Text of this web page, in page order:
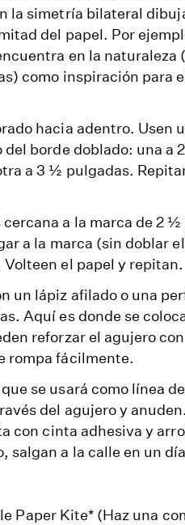
la simetría bilateral
del papel. Por
en la naturaleza
como inspiración para
hacia adentro. Usen
del borde doblado: una a
a 3 ½ pulgadas.
a la marca de 2
a la marca (sin doblar
el papel y repitan.
un lápiz afilado o una
Aquí es donde se
reforzar el agujero
rompa fácilmente.
se usará como línea
del agujero y
con cinta adhesiva y
salgan a la calle en un
Paper Kite* (Haz una